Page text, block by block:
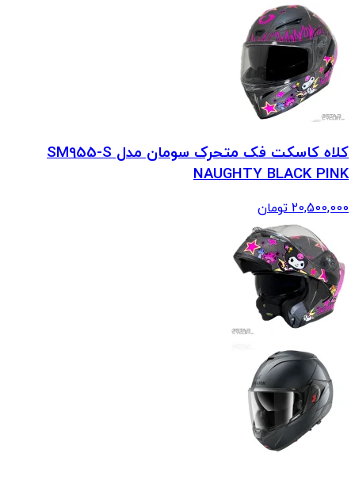
کلاه کاسکت فک متحرک سومان مدل SM955-S
NAUGHTY BLACK PINK
20,500,000 تومان